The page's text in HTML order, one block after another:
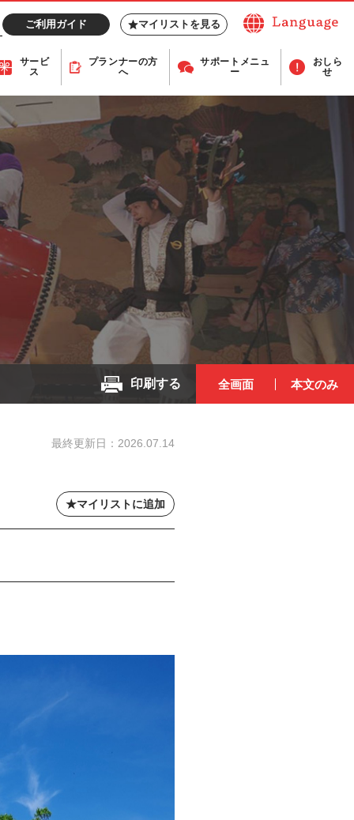
ご利用ガイド マイリストを見る
サービ
ス
プランナーの方
へ
サポート メニュ
ー
おしら
せ
印刷する 全画面 本文のみ
最終更新日： 2026.07.14
マイリストに追加